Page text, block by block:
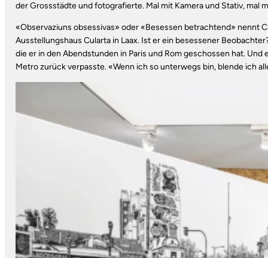
der Grossstädte und fotografierte. Mal mit Kamera und Stativ, mal
«Observaziuns obsessivas» oder «Besessen betrachtend» nennt
Ausstellungshaus Cularta in Laax. Ist er ein besessener
die er in den Abendstunden in Paris und Rom geschossen hat.
Metro zurück verpasste. «Wenn ich so unterwegs bin, blende ich